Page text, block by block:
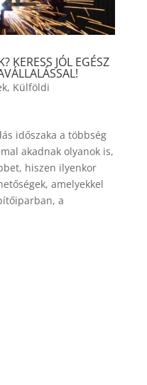
KERESS JÓL EGÉSZ
, Külföldi
időszaka a többség
akadnak olyanok is,
hiszen ilyenkor
amelyekkel
a